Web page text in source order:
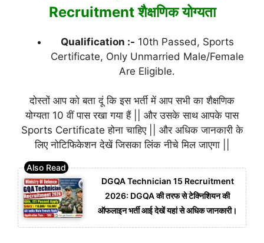
Recruitment शैक्षणिक योग्यता
Qualification :- 10th Passed, Sports
Certificate, Only Unmarried Male/Female
Are Eligible.
दोस्तों आप को बता दूं कि इस भर्ती में आप सभी का शैक्षणिक
योग्यता 10 वीं पास रखा गया हैं || और उसके साथ आपके पास
Sports Certificate होना चाहिए || और अधिक जानकारी के
लिए नोटिफिकेशन देखें जिसका लिंक नीचे मिल जाएगा ||
DGQA Technician 15 Recruitment
2026: DGQA की तरफ से टेक्निशियन की
ऑफलाइन भर्ती आई देखें यहां से अधिक जानकारी।